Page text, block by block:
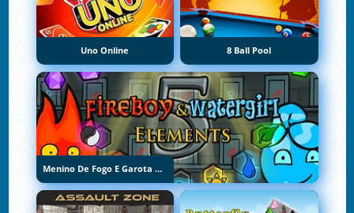
Uno Online 8 Ball Pool
Menino De Fogo E Garota De Água 5: Elementos